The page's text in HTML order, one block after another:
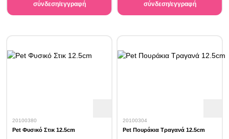
σύνδεση/εγγραφή σύνδεση/εγγραφή
20100380
Pet Φυσικό Στικ 12.5cm
20100304
Pet Πουράκια Τραγανά 12.5cm